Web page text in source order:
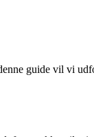
guide vil vi